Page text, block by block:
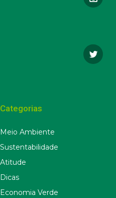
Categorias
Meio Ambiente
Sustentabilidade
Atitude
Dicas
Economia Verde